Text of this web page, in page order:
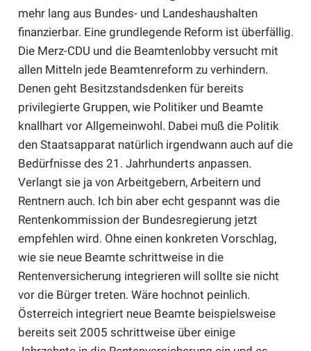
mehr lang aus Bundes- und Landeshaushalten
finanzierbar. Eine grundlegende Reform ist überfällig.
Die Merz-CDU und die Beamtenlobby versucht mit
allen Mitteln jede Beamtenreform zu verhindern.
Denen geht Besitzstandsdenken für bereits
privilegierte Gruppen, wie Politiker und Beamte
knallhart vor Allgemeinwohl. Dabei muß die Politik
den Staatsapparat natürlich irgendwann auch auf die
Bedürfnisse des 21. Jahrhunderts anpassen.
Verlangt sie ja von Arbeitgebern, Arbeitern und
Rentnern auch. Ich bin aber echt gespannt was die
Rentenkommission der Bundesregierung jetzt
empfehlen wird. Ohne einen konkreten Vorschlag,
wie sie neue Beamte schrittweise in die
Rentenversicherung integrieren will sollte sie nicht
vor die Bürger treten. Wäre hochnot peinlich.
Österreich integriert neue Beamte beispielsweise
bereits seit 2005 schrittweise über einige